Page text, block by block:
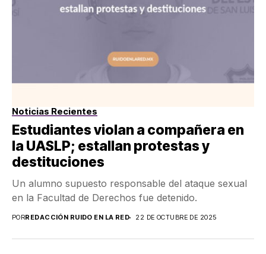
Noticias Recientes
Estudiantes violan a compañera en
la UASLP; estallan protestas y
destituciones
Un alumno supuesto responsable del ataque sexual
en la Facultad de Derechos fue detenido.
PORREDACCIÓN RUIDO EN LA RED 22 DE OCTUBRE DE 2025